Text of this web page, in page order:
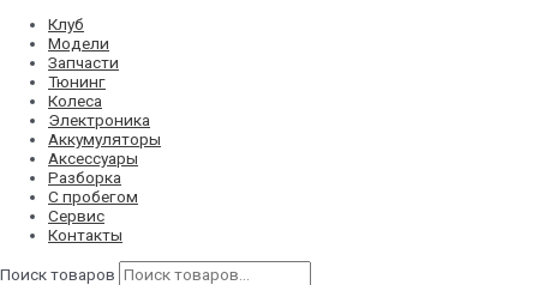
Клуб
Модели
Запчасти
Тюнинг
Колеса
Электроника
Аккумуляторы
Аксессуары
Разборка
С пробегом
Сервис
Контакты
Поиск товаров